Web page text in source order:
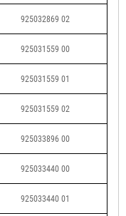
925032869 02
925031559 00
925031559 01
925031559 02
925033896 00
925033440 00
925033440 01